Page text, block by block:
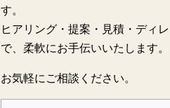
す。
ヒアリング・提案・見積・ディ
で、柔軟にお手伝いいたします。
お気軽にご相談ください。